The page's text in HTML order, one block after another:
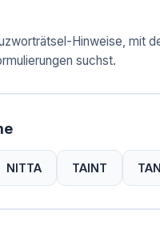
Hinweise, mit
suchst.
NITTA TAINT